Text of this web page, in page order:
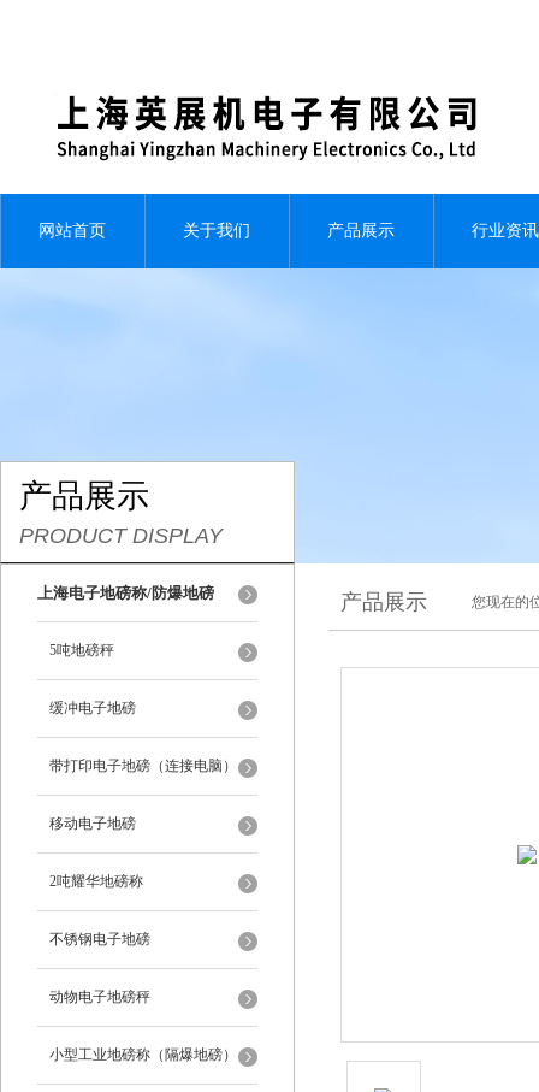
网站首页 关于我们 产品展示 行业资讯
产品展示
PRODUCT DISPLAY
上海电子地磅称/防爆地磅
5吨地磅秤
缓冲电子地磅
带打印电子地磅（连接电脑）
移动电子地磅
2吨耀华地磅称
不锈钢电子地磅
动物电子地磅秤
小型工业地磅称（隔爆地磅）
产品展示 您现在的